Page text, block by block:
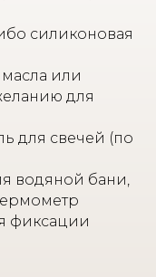
силиконовая
или
для
для свечей (по
водяной бани,
фиксации